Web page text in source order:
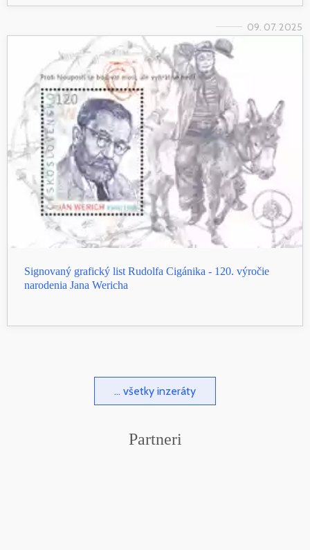
09. 07. 2025
Signovaný grafický list Rudolfa Cigánika - 120. výročie
narodenia Jana Wericha
... všetky inzeráty
Partneri